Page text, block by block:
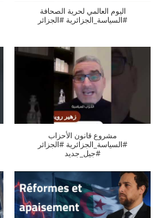
اليوم العالمي لحرية الصحافة
#السياسة_الجزائرية #الجزائر
مشروع قانون الأحزاب
#السياسة_الجزائرية #الجزائر
#جيل_جديد